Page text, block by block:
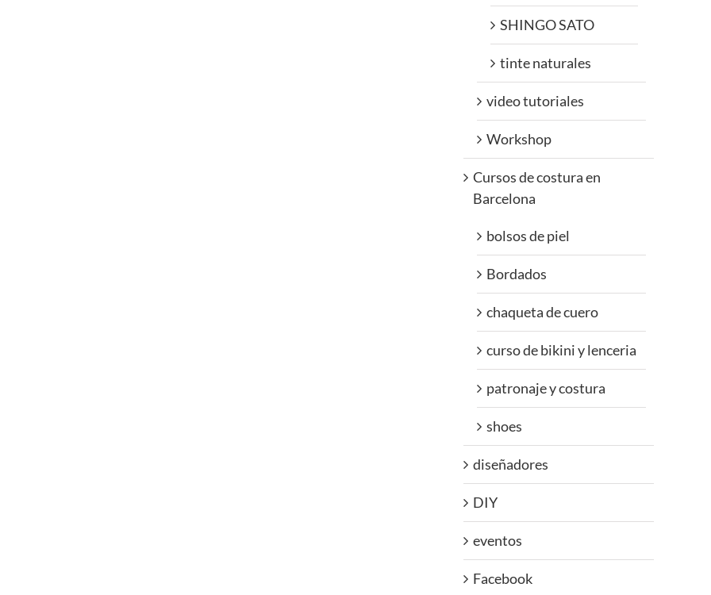
SHINGO SATO
tinte naturales
video tutoriales
Workshop
Cursos de costura en
Barcelona
bolsos de piel
Bordados
chaqueta de cuero
curso de bikini y lenceria
patronaje y costura
shoes
diseñadores
DIY
eventos
Facebook